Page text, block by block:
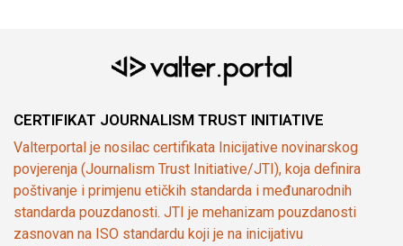
CERTIFIKAT JOURNALISM TRUST INITIATIVE
Valterportal je nosilac certifikata Inicijative novinarskog
povjerenja (Journalism Trust Initiative/JTI), koja definira
poštivanje i primjenu etičkih standarda i međunarodnih
standarda pouzdanosti. JTI je mehanizam pouzdanosti
zasnovan na ISO standardu koji je na inicijativu